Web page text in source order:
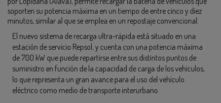
soporten su potencia máxima en un tiempo de entre cinco y diez
minutos, similar al que se emplea en un repostaje convencional.
El nuevo sistema de recarga ultra-rápida está situado en una
estación de servicio Repsol, y cuenta con una potencia máxima
de 700 kW que puede repartirse entre sus distintos puntos de
suministro en función de la capacidad de carga de los vehículos,
lo que representa un gran avance para el uso del vehículo
eléctrico como medio de transporte interurbano.